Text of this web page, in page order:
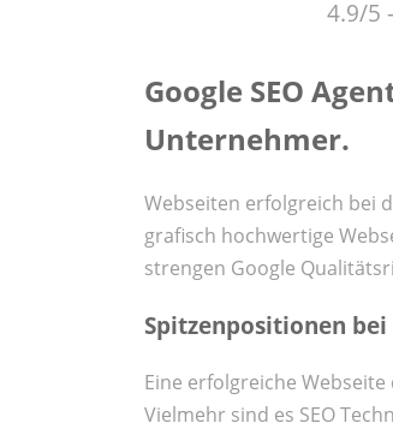
4.9/5
Google SEO
Unternehmer.
Webseiten erfolgreich bei
grafisch hochwertige
strengen Google
Spitzenpositionen
Eine erfolgreiche
Vielmehr sind es SEO